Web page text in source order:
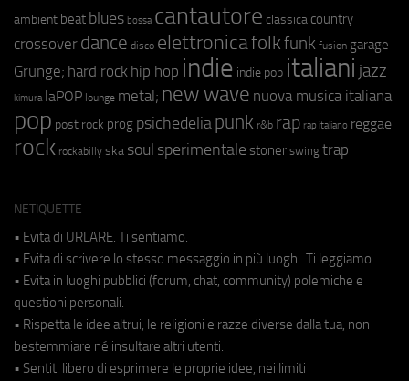
ambient beat blues bossa cantautore classica country
crossover dance disco elettronicafolkfunk fusion garage
Grunge; hard rock hip hop indie indie pop italiani jazz
kimura laPOP lounge metal; new wave nuova musica italiana
pop post rock prog psichedeliapunk r&b rap rap italiano reggae
rock rockabilly ska soul sperimentale stoner swing trap
NETIQUETTE
• Evita di URLARE. Ti sentiamo.
• Evita di scrivere lo stesso messaggio in più luoghi. Ti leggiamo.
• Evita in luoghi pubblici (forum, chat, community) polemiche e
questioni personali.
• Rispetta le idee altrui, le religioni e razze diverse dalla tua, non
bestemmiare né insultare altri utenti.
• Sentiti libero di esprimere le proprie idee, nei limiti